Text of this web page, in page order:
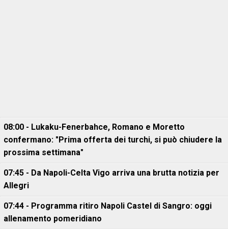
08:00 - Lukaku-Fenerbahce, Romano e Moretto
confermano: "Prima offerta dei turchi, si può chiudere la
prossima settimana"
07:45 - Da Napoli-Celta Vigo arriva una brutta notizia per
Allegri
07:44 - Programma ritiro Napoli Castel di Sangro: oggi
allenamento pomeridiano